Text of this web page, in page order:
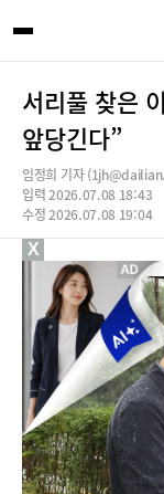
서리풀 찾은
앞당긴다”
임정희 기자
입력 2026.07.08 18:43
수정 2026.07.08 19:04
X